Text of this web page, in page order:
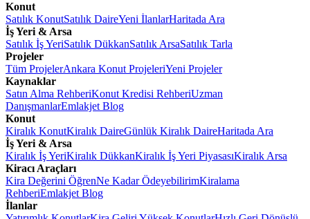
Konut
Satılık KonutSatılık DaireYeni İlanlarHaritada Ara
İş Yeri & Arsa
Satılık İş YeriSatılık DükkanSatılık ArsaSatılık Tarla
Projeler
Tüm ProjelerAnkara Konut ProjeleriYeni Projeler
Kaynaklar
Satın Alma RehberiKonut Kredisi RehberiUzman
DanışmanlarEmlakjet Blog
Konut
Kiralık KonutKiralık DaireGünlük Kiralık DaireHaritada Ara
İş Yeri & Arsa
Kiralık İş YeriKiralık DükkanKiralık İş Yeri PiyasasıKiralık Arsa
Kiracı Araçları
Kira Değerini ÖğrenNe Kadar ÖdeyebilirimKiralama
RehberiEmlakjet Blog
İlanlar